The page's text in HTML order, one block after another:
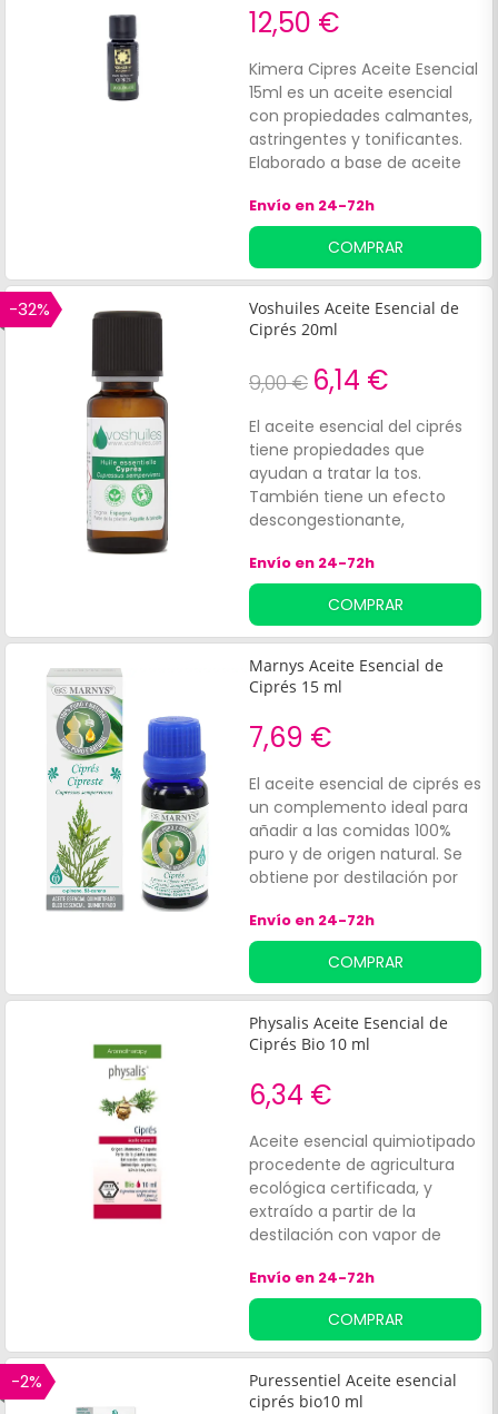
un árbol que se encuentra
principalmente en la región
mediterránea.
12,50 €
Kimera Cipres Aceite Esencial
15ml es un aceite esencial
con propiedades calmantes,
astringentes y tonificantes.
Elaborado a base de aceite
extraído mediante
destilación por vapor de
agua.
Envío en 24-72h
COMPRAR
-32%
Voshuiles Aceite Esencial de
Ciprés 20ml
9,00 € 6,14 €
El aceite esencial del ciprés
tiene propiedades que
ayudan a tratar la tos.
También tiene un efecto
descongestionante,
venosa y linfática, por ello es
ideal para tratar las piernas
pesadas, la retención de
agua, la pereza intestinal.
Tiene cualidades para tratar
la congestión de la próstata y
un árbol que se encuentra
principalmente en la región
mediterránea.
Envío en 24-72h
COMPRAR
Marnys Aceite Esencial de
Ciprés 15 ml
7,69 €
El aceite esencial de ciprés es
un complemento ideal para
añadir a las comidas 100%
puro y de origen natural. Se
obtiene por destilación por
no ha sido mezclado con
otros aceites, lo que asegura
sus propiedades. Su color y
apariencia es amarillo, con
sabor fresco, especialmente
para ensaladas, zumos o
Envío en 24-72h
COMPRAR
Physalis Aceite Esencial de
Ciprés Bio 10 ml
6,34 €
Aceite esencial quimiotipado
procedente de agricultura
ecológica certificada, y
extraído a partir de la
destilación con vapor de
calidad de las sustancias
aromáticas. El aceite esencial
de ciprés es ideal para aplicar
como masaje en las piernas,
favoreciendo:La circulación.
Alivio de la pesadez.
Envío en 24-72h
COMPRAR
-2%
Puressentiel Aceite esencial
ciprés bio10 ml